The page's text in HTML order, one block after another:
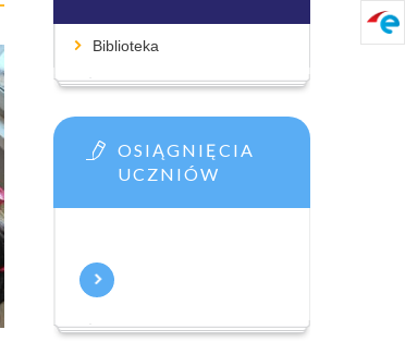
Biblioteka
OSIĄGNIĘCIA
UCZNIÓW